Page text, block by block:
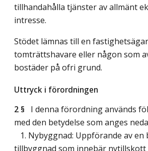
tillhandahålla tjänster av allmänt
intresse.
Stödet lämnas till en
tomträttshavare eller någon som
bostäder på ofri grund.
Uttryck i förordningen
2 § I denna förordning används
med den betydelse som anges
1. Nybyggnad: Uppförande av en
tillbyggnad som innebär nytillskott